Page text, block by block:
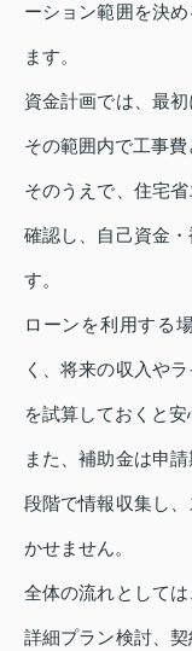
ーション範囲を決
ます。
資金計画では、最
その範囲内で工事費
そのうえで、住宅
確認し、自己資金
す。
ローンを利用する
く、将来の収入や
を試算しておくと安
また、補助金は申
段階で情報収集し
かせません。
全体の流れとしては
詳細プラン検討、